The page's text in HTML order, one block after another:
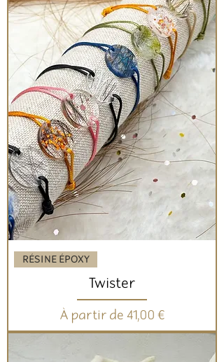
RÉSINE ÉPOXY
Twister
À partir de 41,00 €
Prix promotionnel